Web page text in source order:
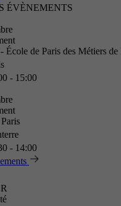
ÉVÈNEMENTS
École de Paris des Métiers de
- 15:00
- 14:00